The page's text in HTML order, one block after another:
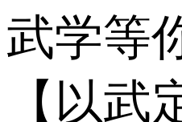
武学等
【以武